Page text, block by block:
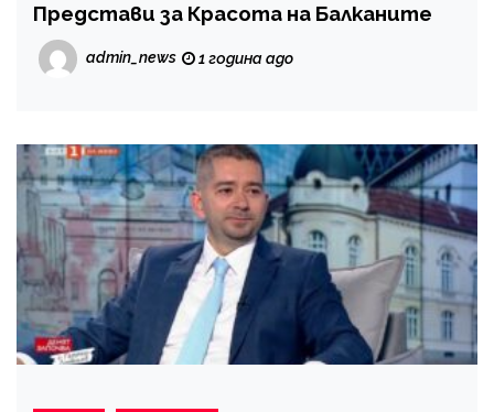
Представи за Красота на Балканите
admin_news 1 година ago